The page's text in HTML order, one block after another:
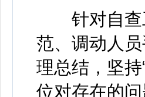
针对自查工
范、调动人
理总结，坚
位对存在的